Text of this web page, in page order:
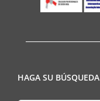
HAGA SU BÚSQUEDA